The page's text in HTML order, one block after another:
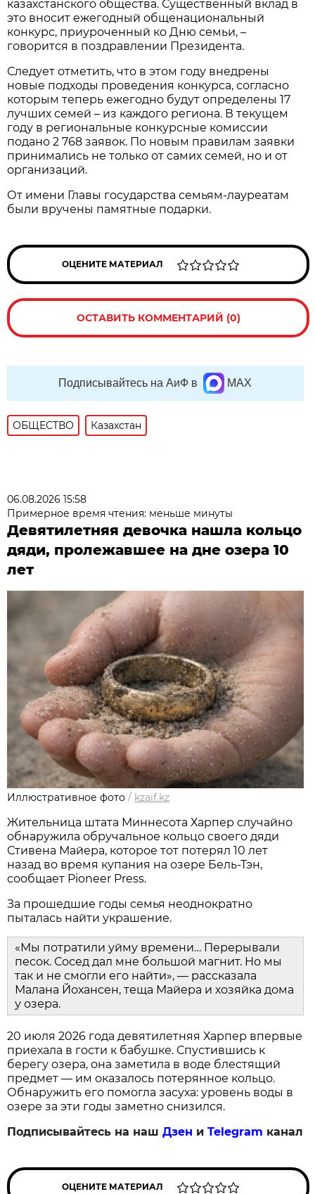
казахстанского общества. Существенный вклад в
это вносит ежегодный общенациональный
конкурс, приуроченный ко Дню семьи, –
говорится в поздравлении Президента.
Следует отметить, что в этом году внедрены
новые подходы проведения конкурса, согласно
которым теперь ежегодно будут определены 17
лучших семей – из каждого региона. В текущем
году в региональные конкурсные комиссии
подано 2 768 заявок. По новым правилам заявки
принимались не только от самих семей, но и от
организаций.
От имени Главы государства семьям-лауреатам
были вручены памятные подарки.
ОЦЕНИТЕ МАТЕРИАЛ
ОСТАВИТЬ КОММЕНТАРИЙ (0)
Подписывайтесь на АиФ в MAX
ОБЩЕСТВО Казахстан
06.08.2026 15:58
Примерное время чтения: меньше минуты
Девятилетняя девочка нашла кольцо
дяди, пролежавшее на дне озера 10
лет
Иллюстративное фото / kzaif.kz
Жительница штата Миннесота Харпер случайно
обнаружила обручальное кольцо своего дяди
Стивена Майера, которое тот потерял 10 лет
назад во время купания на озере Бель-Тэн,
сообщает Pioneer Press.
За прошедшие годы семья неоднократно
пыталась найти украшение.
«Мы потратили уйму времени… Перерывали
песок. Сосед дал мне большой магнит. Но мы
так и не смогли его найти», — рассказала
Малана Йохансен, теща Майера и хозяйка дома
у озера.
20 июля 2026 года девятилетняя Харпер впервые
приехала в гости к бабушке. Спустившись к
берегу озера, она заметила в воде блестящий
предмет — им оказалось потерянное кольцо.
Обнаружить его помогла засуха: уровень воды в
озере за эти годы заметно снизился.
Подписывайтесь на нашДзен иTelegram канал
ОЦЕНИТЕ МАТЕРИАЛ